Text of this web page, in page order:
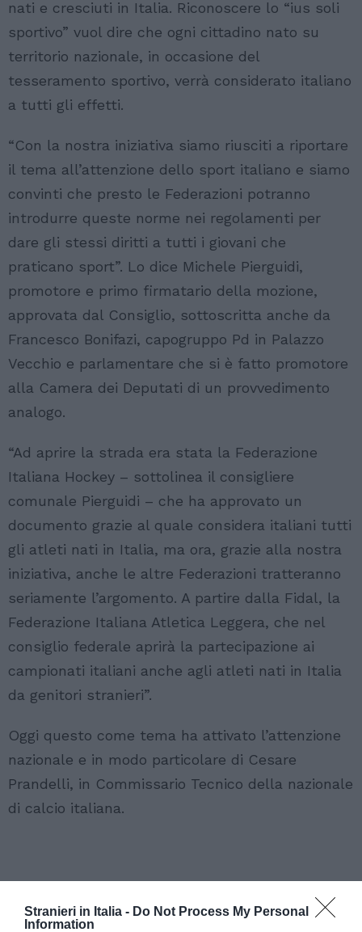
Stranieri in Italia - Do Not Process My Personal
Information
nati e cresciuti in Italia. Riconoscere lo “ius soli
sportivo” vuol dire che ogni cittadino nato su
territorio nazionale, in occasione del
tesseramento sportivo, verrà considerato italiano
a tutti gli effetti.
“Con la nostra iniziativa siamo riusciti a riportare
il tema all’attenzione dello sport italiano e siamo
convinti che presto le Federazioni potranno
introdurre queste norme nei regolamenti per
dare gli stessi diritti a tutti i giovani che
praticano sport”. Lo dice Michele Pierguidi,
promotore e primo firmatario della mozione,
approvata dal Consiglio, sottoscritta anche da
Francesco Bonifazi, capogruppo Pd in Palazzo
Vecchio e parlamentare che si è fatto promotore
alla Camera dei Deputati di un provvedimento
analogo.
“Ad aprire la strada era stata la Federazione
Italiana Hockey – sottolinea il consigliere
comunale Pierguidi – che ha approvato un
documento grazie al quale considera italiani tutti
gli atleti nati in Italia, ma ora, grazie alla nostra
iniziativa, anche le altre Federazioni tratteranno
seriamente l’argomento. A partire dalla Fidal, la
Federazione Italiana Atletica Leggera, che nel
consiglio federale aprirà la partecipazione ai
campionati italiani anche agli atleti nati in Italia
da genitori stranieri”.
Oggi questo come tema ha attivato l’attenzione
nazionale e in modo particolare di Cesare
Prandelli, in Commissario Tecnico della nazionale
di calcio italiana.